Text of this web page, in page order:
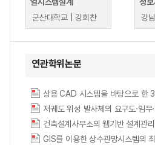
군산대학교 | 강희찬
강
연관학위논문
상용 CAD 시스템을 바탕으로
저궤도 위성 발사체의 요구도·
건축설계사무소의 웹기반 설
GIS를 이용한 상수관망시스